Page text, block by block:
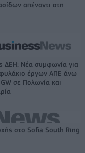
απέναντι στη
ΔΕΗ: Νέα συμφωνία για
έργων ΑΠΕ άνω
σε Πολωνία και
στο Sofia South Ring